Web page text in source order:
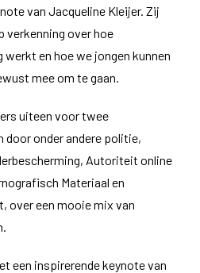
van Jacqueline Kleijer. Zij
verkenning over hoe
en hoe we jongen kunnen
mee om te gaan.
uiteen voor twee
door onder andere politie,
Autoriteit online
Materiaal en
over een mooie mix van
een inspirerende keynote van